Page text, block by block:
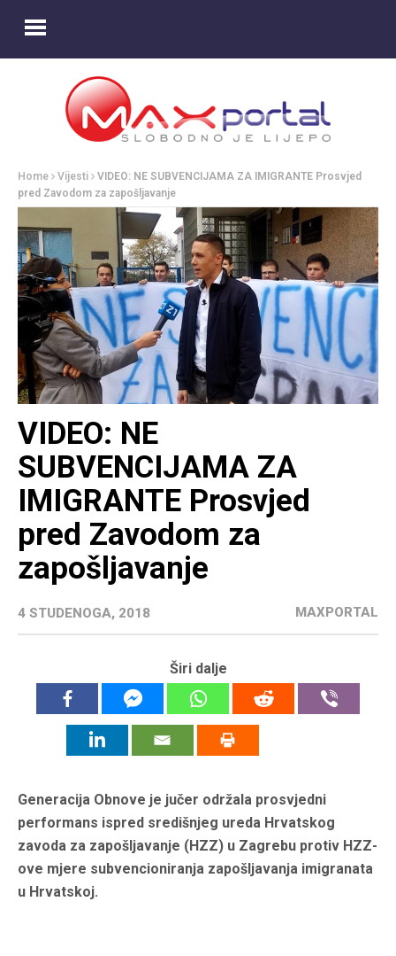
Home Vijesti
VIDEO: NE SUBVENCIJAMA ZA IMIGRANTE Prosvjed
pred Zavodom za zapošljavanje
VIDEO: NE
SUBVENCIJAMA ZA
IMIGRANTE Prosvjed
pred Zavodom za
zapošljavanje
4 STUDENOGA, 2018 MAXPORTAL
Širi dalje
Generacija Obnove je jučer održala prosvjedni
performans ispred središnjeg ureda Hrvatskog
zavoda za zapošljavanje (HZZ) u Zagrebu protiv HZZ-
ove mjere subvencioniranja zapošljavanja imigranata
u Hrvatskoj.